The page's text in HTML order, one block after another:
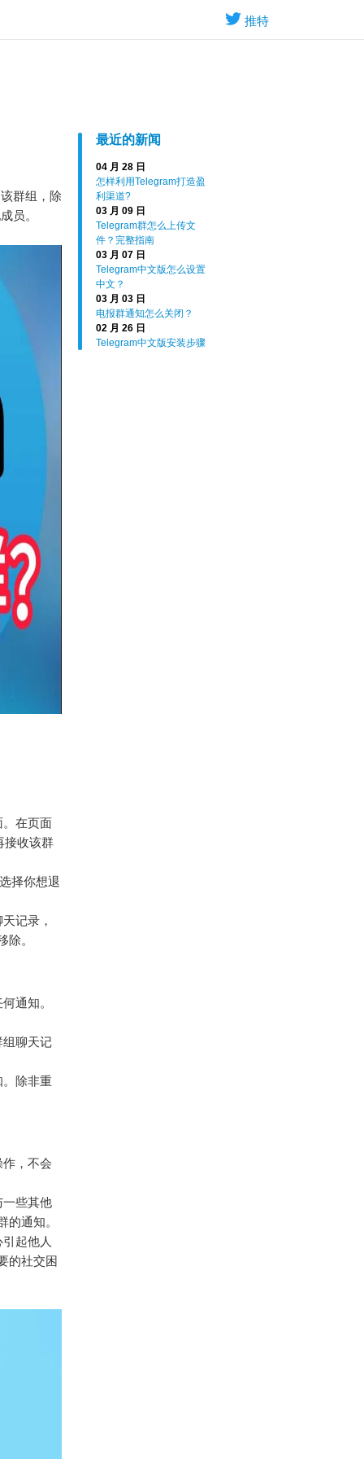
推特
最近的新闻
04 月 28 日
怎样利用Telegram打造盈
利渠道?
03 月 09 日
Telegram群怎么上传文
件？完整指南
03 月 07 日
Telegram中文版怎么设置
中文？
03 月 03 日
电报群通知怎么关闭？
02 月 26 日
Telegram中文版安装步骤
群组，除
员。
。在页面
接收该群
择你想退
记录，
。
通知。
组聊天记
。除非重
，不会
一些其他
通知。
起他人
的社交困